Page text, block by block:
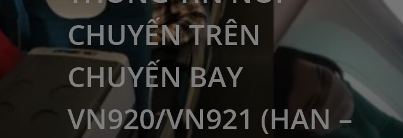
CHUYẾN TRÊN
CHUYẾN BAY
VN920/VN921 (HAN –